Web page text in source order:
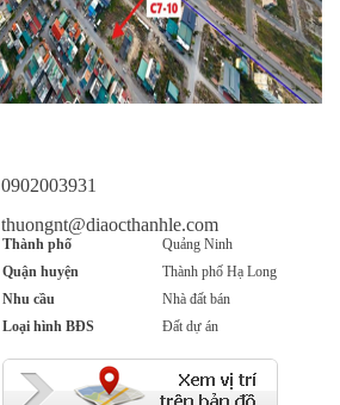
0902003931
thuongnt@diaocthanhle.com
Thành phố
Quảng Ninh
Quận huyện
Thành phố Hạ Long
Nhu cầu
Nhà đất bán
Loại hình BĐS
Đất dự án